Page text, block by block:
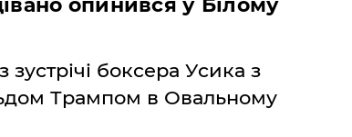
опинився у Білому
боксера Усика з
Трампом в Овальному